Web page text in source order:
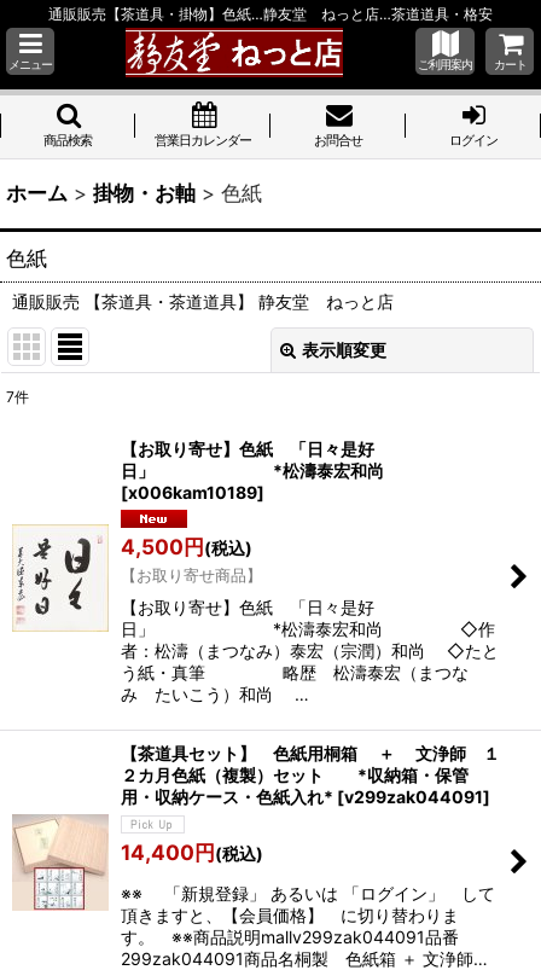
通販販売【茶道具・掛物】色紙…静友堂 ねっと店…茶道道具・格安
メニュー ご利用案内 カート
商品検索 営業日カレンダー お問合せ ログイン
ホーム > 掛物・お軸 > 色紙
色紙
通販販売 【茶道具・茶道道具】 静友堂 ねっと店
表示順変更
絞り込む
7件
【お取り寄せ】色紙 「日々是好
日」 *松濤泰宏和尚
[x006kam10189]
4,500円(税込)
【お取り寄せ商品】
【お取り寄せ】色紙 「日々是好
日」 *松濤泰宏和尚 ◇作
者：松濤（まつなみ）泰宏（宗潤）和尚 ◇たと
う紙・真筆 略歴 松濤泰宏（まつな
み たいこう）和尚 …
【茶道具セット】 色紙用桐箱 ＋ 文浄師 １
２カ月色紙（複製）セット *収納箱・保管
用・収納ケース・色紙入れ* [v299zak044091]
14,400円(税込)
※※ 「新規登録」 あるいは 「ログイン」 して
頂きますと、【会員価格】 に切り替わりま
す。 ※※商品説明mallv299zak044091品番
299zak044091商品名桐製 色紙箱 ＋ 文浄師…